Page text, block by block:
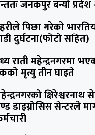
जनकपुर बन्यो प्रदेश
पिछा गरेको
दुर्घटना(फोटो सहित)
राती महेन्द्रनगरमा
मृत्यु तीन घाइते
क्षिरेश्वरनाथ
डाइग्नोसिस सेन्टरले